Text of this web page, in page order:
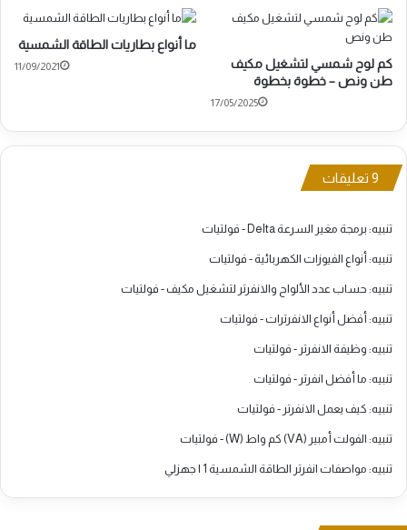
ما أنواع بطاريات الطاقة الشمسية
11/09/2021
كم لوح شمسي لتشغيل مكيف
طن ونص – خطوة بخطوة
17/05/2025
‫9 تعليقات
تنبيه: برمجة مغير السرعة Delta - فولتيات
تنبيه: أنواع الفيوزات الكهربائية - فولتيات
تنبيه: حساب عدد الألواح والانفرتر لتشغيل مكيف - فولتيات
تنبيه: أفضل أنواع الانفرترات - فولتيات
تنبيه: وظيفة الانفرتر - فولتيات
تنبيه: ما أفضل انفرتر - فولتيات
تنبيه: كيف يعمل الانفرتر - فولتيات
تنبيه: الفولت أمبير (VA) كم واط (W) - فولتيات
تنبيه: مواصفات انفرتر الطاقة الشمسية 1 | جهزلي